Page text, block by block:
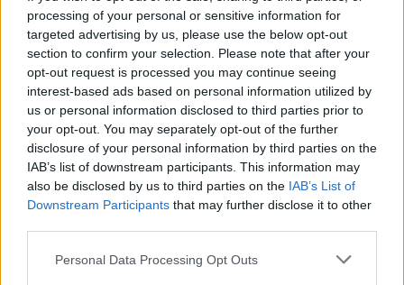
processing of your personal or sensitive information for
targeted advertising by us, please use the below opt-out
section to confirm your selection. Please note that after your
opt-out request is processed you may continue seeing
interest-based ads based on personal information utilized by
us or personal information disclosed to third parties prior to
your opt-out. You may separately opt-out of the further
disclosure of your personal information by third parties on the
IAB’s list of downstream participants. This information may
also be disclosed by us to third parties on the IAB’s List of
Downstream Participants that may further disclose it to other
Personal Data Processing Opt Outs
Ταϊλάνδη: Η στιγμή που ο
Ταϊλάνδη: Η στιγμή που ο
14χρονος ανοίγει πυρ και
σκορπάει τον θάνατο σε σχολείο
- Σοκαριστικό βίντεο
Η Χαμάς δηλώνει εκ νέου έτοιμη να εφαρμόσει το
ΚΟΣΜΟΣ 20:20
Η Χαμάς δηλώνει εκ νέου έτοιμη
Η Χαμάς δηλώνει εκ νέου έτοιμη
να εφαρμόσει το σχέδιο των ΗΠΑ
για τη Γάζα